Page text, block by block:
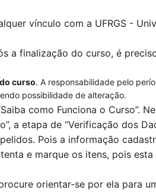
vínculo com a UFRGS -
a finalização do curso, é
curso. A responsabilidade pelo
possibilidade de alteração.
como Funciona o Curso”.
a etapa de “Verificação dos D
Pois a informação
ta e marque os itens, pois
orientar-se por ela para